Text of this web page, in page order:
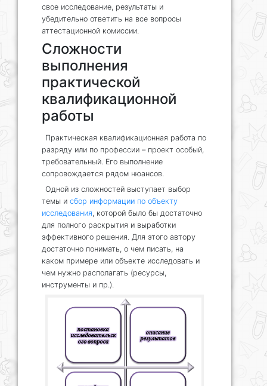
свое исследование, результаты и
убедительно ответить на все вопросы
аттестационной комиссии.
Сложности
выполнения
практической
квалификационной
работы
Практическая квалификационная работа по
разряду или по профессии – проект особый,
требовательный. Его выполнение
сопровождается рядом нюансов.
Одной из сложностей выступает выбор
темы и сбор информации по объекту
исследования, которой было бы достаточно
для полного раскрытия и выработки
эффективного решения. Для этого автору
достаточно понимать, о чем писать, на
каком примере или объекте исследовать и
чем нужно располагать (ресурсы,
инструменты и пр.).